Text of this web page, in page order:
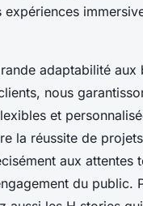
adaptabilité aux
nous
et
la réussite de
aux attentes
du public.